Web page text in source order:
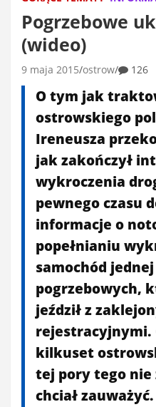
Pogrzebowe
(wideo)
9 maja 2015 ostrow 126
O tym jak
ostrowskiego
Ireneusza
jak zakończył
wykroczenia
pewnego czasu
informacje o
popełnianiu
samochód
pogrzebowych,
jeździł z
rejestracyjnymi.
kilkuset
tej pory tego nie
chciał